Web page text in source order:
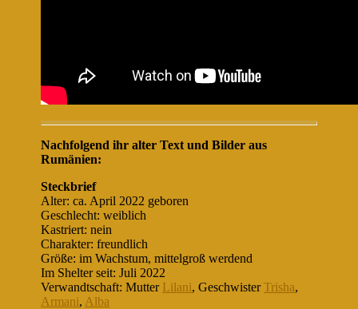
Nachfolgend ihr alter Text und Bilder aus
Rumänien:
Steckbrief
Alter: ca. April 2022 geboren
Geschlecht: weiblich
Kastriert: nein
Charakter: freundlich
Größe: im Wachstum, mittelgroß werdend
Im Shelter seit: Juli 2022
Verwandtschaft: Mutter Lilani, GeschwisterTrisha,
Armani, Alba